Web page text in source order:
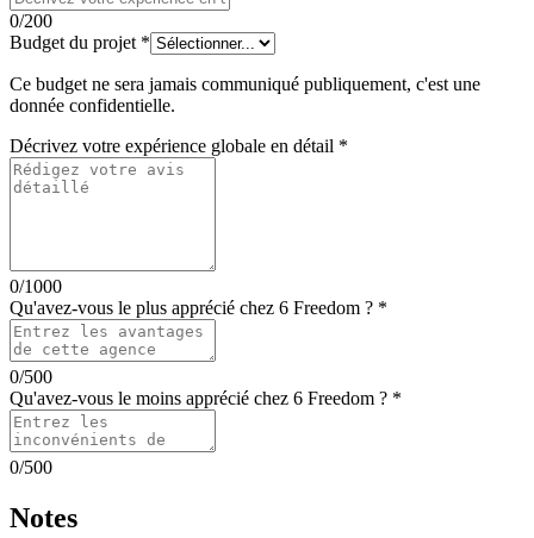
0/200
Budget du projet *
Ce budget ne sera jamais communiqué publiquement, c'est une
donnée confidentielle.
Décrivez votre expérience globale en détail *
0/1000
Qu'avez-vous le plus apprécié chez 6 Freedom ? *
0/500
Qu'avez-vous le moins apprécié chez 6 Freedom ? *
0/500
Notes